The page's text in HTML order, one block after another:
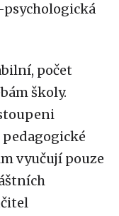
psychologická
počet
školy.
vyučují pouze